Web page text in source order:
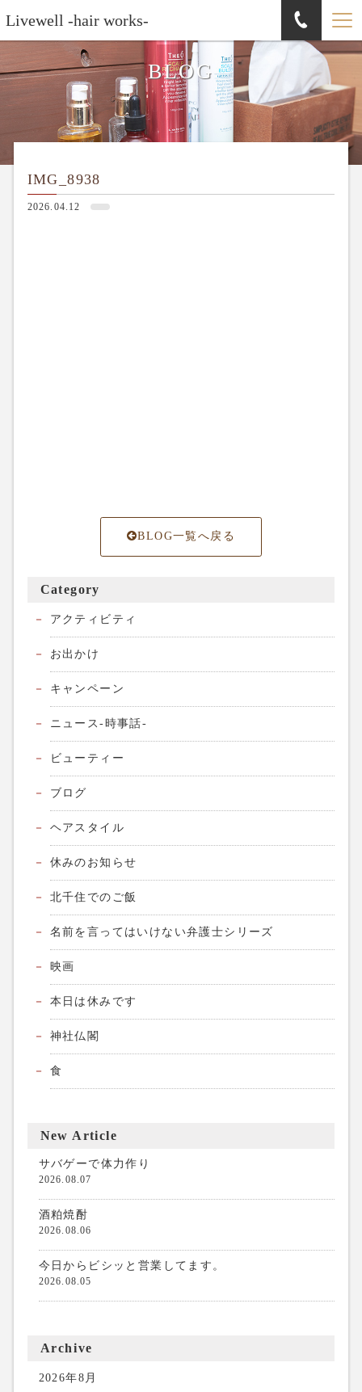
Livewell -hair works-
BLOG
IMG_8938
2026.04.12
BLOG一覧へ戻る
Category
アクティビティ
お出かけ
キャンペーン
ニュース-時事話-
ビューティー
ブログ
ヘアスタイル
休みのお知らせ
北千住でのご飯
名前を言ってはいけない弁護士シリーズ
映画
本日は休みです
神社仏閣
食
New Article
サバゲーで体力作り
2026.08.07
酒粕焼酎
2026.08.06
今日からビシッと営業してます。
2026.08.05
Archive
2026年8月